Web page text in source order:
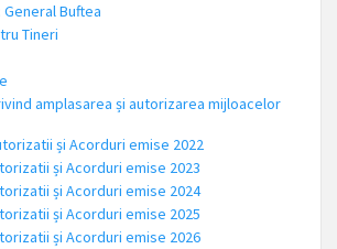
Buftea
Tineri
amplasarea și autorizarea mijloacelor
și Acorduri emise 2022
și Acorduri emise 2023
și Acorduri emise 2024
și Acorduri emise 2025
și Acorduri emise 2026